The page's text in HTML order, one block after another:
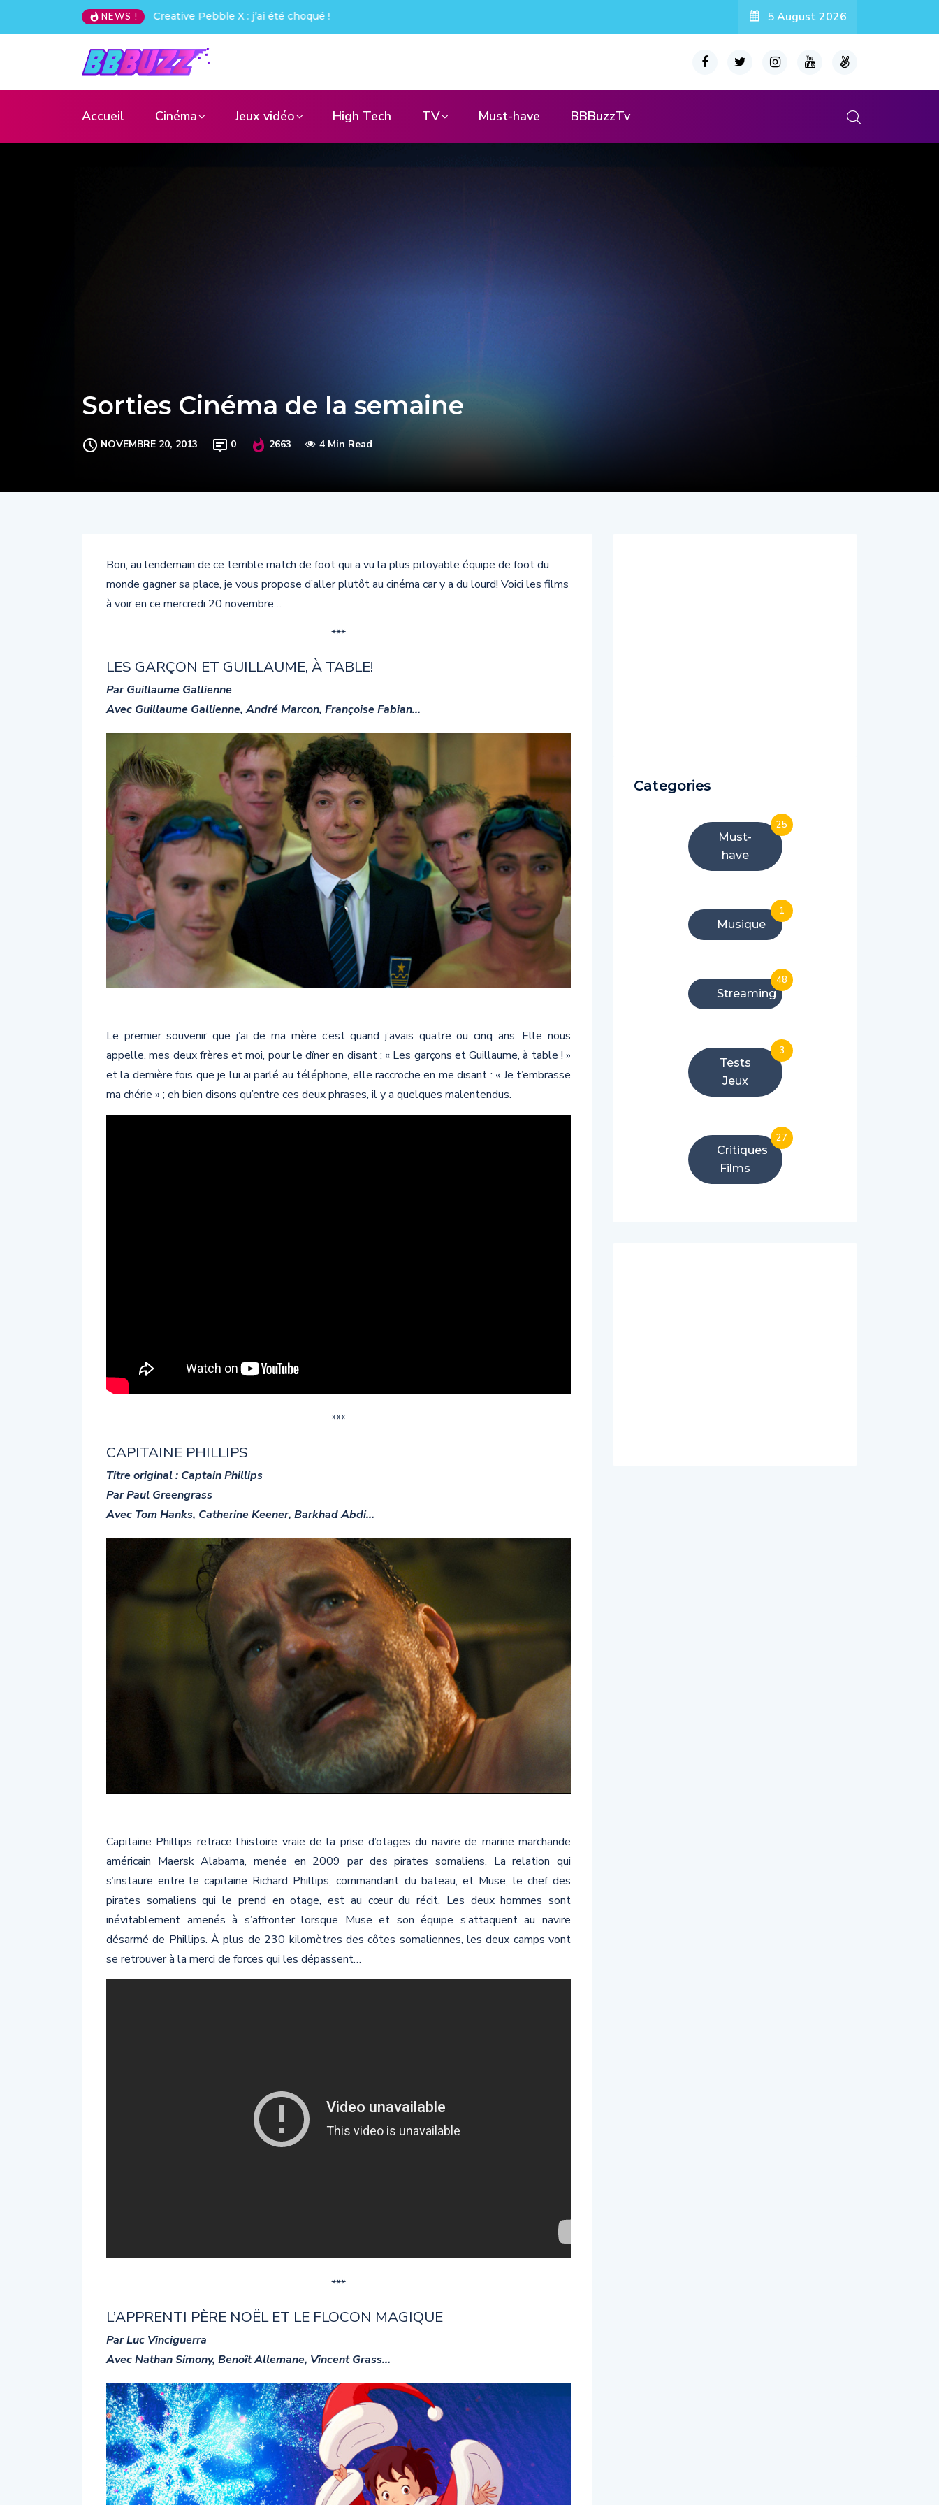
NEWS ! Creative Pebble X : j’ai été choqué ! 5 August 2026
Accueil Cinéma Jeux vidéo High Tech TV Must-have BBBuzzTv
Sorties Cinéma de la semaine
NOVEMBRE 20, 2013 0 2663 4 Min Read
Bon, au lendemain de ce terrible match de foot qui a vu la plus pitoyable équipe de foot du
monde gagner sa place, je vous propose d’aller plutôt au cinéma car y a du lourd! Voici les films
à voir en ce mercredi 20 novembre…
***
LES GARÇON ET GUILLAUME, À TABLE!
Par Guillaume Gallienne
Avec Guillaume Gallienne, André Marcon, Françoise Fabian…
Le premier souvenir que j’ai de ma mère c’est quand j’avais quatre ou cinq ans. Elle nous
appelle, mes deux frères et moi, pour le dîner en disant : « Les garçons et Guillaume, à table ! »
et la dernière fois que je lui ai parlé au téléphone, elle raccroche en me disant : « Je t’embrasse
ma chérie » ; eh bien disons qu’entre ces deux phrases, il y a quelques malentendus.
***
CAPITAINE PHILLIPS
Titre original : Captain Phillips
Par Paul Greengrass
Avec Tom Hanks, Catherine Keener, Barkhad Abdi…
Capitaine Phillips retrace l’histoire vraie de la prise d’otages du navire de marine marchande
américain Maersk Alabama, menée en 2009 par des pirates somaliens. La relation qui
s’instaure entre le capitaine Richard Phillips, commandant du bateau, et Muse, le chef des
pirates somaliens qui le prend en otage, est au cœur du récit. Les deux hommes sont
inévitablement amenés à s’affronter lorsque Muse et son équipe s’attaquent au navire
désarmé de Phillips. À plus de 230 kilomètres des côtes somaliennes, les deux camps vont
se retrouver à la merci de forces qui les dépassent…
***
L’APPRENTI PÈRE NOËL ET LE FLOCON MAGIQUE
Par Luc Vinciguerra
Avec Nathan Simony, Benoît Allemane, Vincent Grass…
Categories
Must-
have
25
Musique
1
Streaming
48
Tests
Jeux
3
Critiques
Films
27